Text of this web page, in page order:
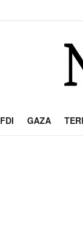
FDI GAZA